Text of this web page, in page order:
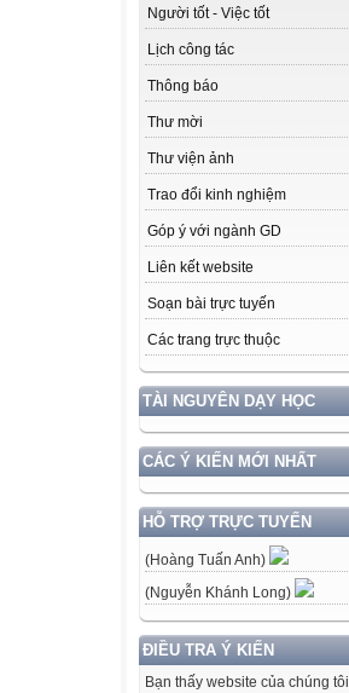
Người tốt - Việc tốt
Lịch công tác
Thông báo
Thư mời
Thư viện ảnh
Trao đổi kinh nghiệm
Góp ý với ngành GD
Liên kết website
Soạn bài trực tuyến
Các trang trực thuộc
TÀI NGUYÊN DẠY HỌC
CÁC Ý KIẾN MỚI NHẤT
HỖ TRỢ TRỰC TUYẾN
(Hoàng Tuấn Anh)
(Nguyễn Khánh Long)
ĐIỀU TRA Ý KIẾN
Bạn thấy website của chúng tôi